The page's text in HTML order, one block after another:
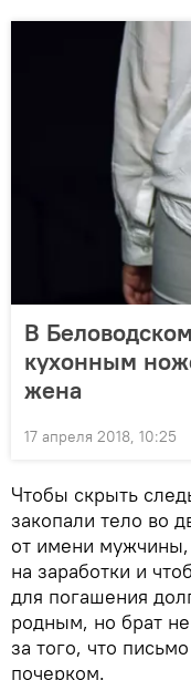
В
кухонным
жена
17 апреля 2018, 10:25
Чтобы скрыть
закопали тело во
от имени мужчины,
на заработки и
для погашения
родным, но брат
за того, что
почерком.